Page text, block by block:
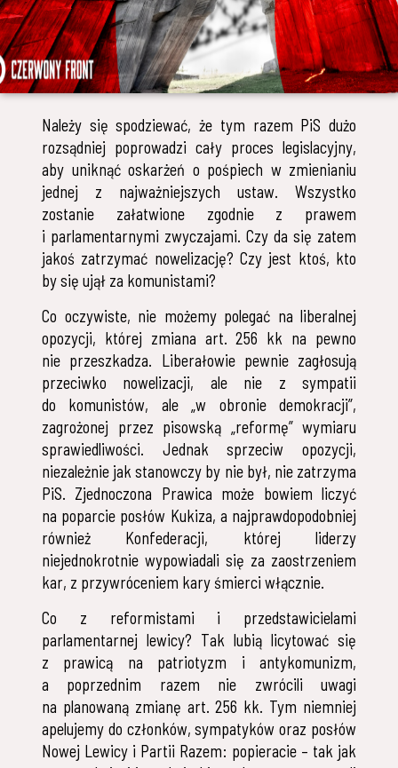
Należy się spodziewać, że tym razem PiS dużo
rozsądniej poprowadzi cały proces legislacyjny,
aby uniknąć oskarżeń o pośpiech w zmienianiu
jednej z najważniejszych ustaw. Wszystko
zostanie załatwione zgodnie z prawem
i parlamentarnymi zwyczajami. Czy da się zatem
jakoś zatrzymać nowelizację? Czy jest ktoś, kto
by się ujął za komunistami?
Co oczywiste, nie możemy polegać na liberalnej
opozycji, której zmiana art. 256 kk na pewno
nie przeszkadza. Liberałowie pewnie zagłosują
przeciwko nowelizacji, ale nie z sympatii
do komunistów, ale „w obronie demokracji”,
zagrożonej przez pisowską „reformę” wymiaru
sprawiedliwości. Jednak sprzeciw opozycji,
niezależnie jak stanowczy by nie był, nie zatrzyma
PiS. Zjednoczona Prawica może bowiem liczyć
na poparcie posłów Kukiza, a najprawdopodobniej
również Konfederacji, której liderzy
niejednokrotnie wypowiadali się za zaostrzeniem
kar, z przywróceniem kary śmierci włącznie.
Co z reformistami i przedstawicielami
parlamentarnej lewicy? Tak lubią licytować się
z prawicą na patriotyzm i antykomunizm,
a poprzednim razem nie zwrócili uwagi
na planowaną zmianę art. 256 kk. Tym niemniej
apelujemy do członków, sympatyków oraz posłów
Nowej Lewicy i Partii Razem: popieracie – tak jak